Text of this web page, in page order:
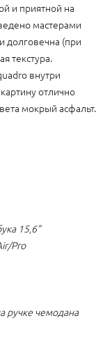
и приятной на
мастерами
долговечна (при
текстура.
внутри
отлично
мокрый асфальт.
15,6"
Pro
ручке чемодана